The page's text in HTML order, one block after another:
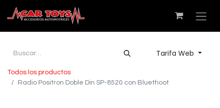
Tarifa Web
Todos los productos
Radio Positron Doble Din SP-8520 con Bluethoot